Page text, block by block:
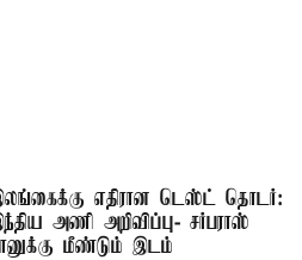
எதிரான டெஸ்ட் தொடர்:
அணி அறிவிப்பு- சர்பராஸ்
மீண்டும் இடம்